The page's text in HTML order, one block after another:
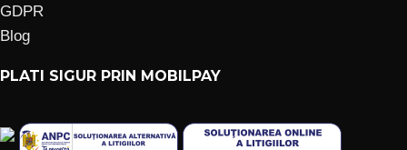
GDPR
Blog
PLATI SIGUR PRIN MOBILPAY